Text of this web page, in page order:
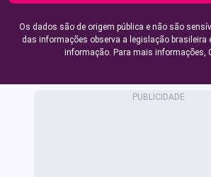
Os dados são de origem pública e não são
das informações observa a legislação brasileira
informação. Para mais informações,